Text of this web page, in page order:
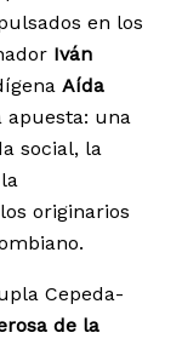
en los
Iván
Aída
apuesta: una
social, la
originarios
Cepeda-
de la